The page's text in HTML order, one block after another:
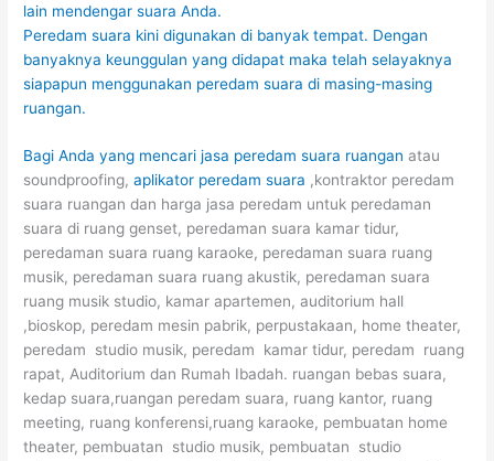
lain mendengar suara Anda.
Peredam suara kini digunakan di banyak tempat. Dengan
banyaknya keunggulan yang didapat maka telah selayaknya
siapapun menggunakan peredam suara di masing-masing
ruangan.
Bagi Anda yang mencarijasa peredam suara ruangan atau
soundproofing,aplikator peredam suara ,kontraktor peredam
suara ruangan dan harga jasa peredam untuk peredaman
suara di ruang genset, peredaman suara kamar tidur,
peredaman suara ruang karaoke, peredaman suara ruang
musik, peredaman suara ruang akustik, peredaman suara
ruang musik studio, kamar apartemen, auditorium hall
,bioskop, peredam mesin pabrik, perpustakaan, home theater,
peredam studio musik, peredam kamar tidur, peredam ruang
rapat, Auditorium dan Rumah Ibadah. ruangan bebas suara,
kedap suara,ruangan peredam suara, ruang kantor, ruang
meeting, ruang konferensi,ruang karaoke, pembuatan home
theater, pembuatan studio musik, pembuatan studio